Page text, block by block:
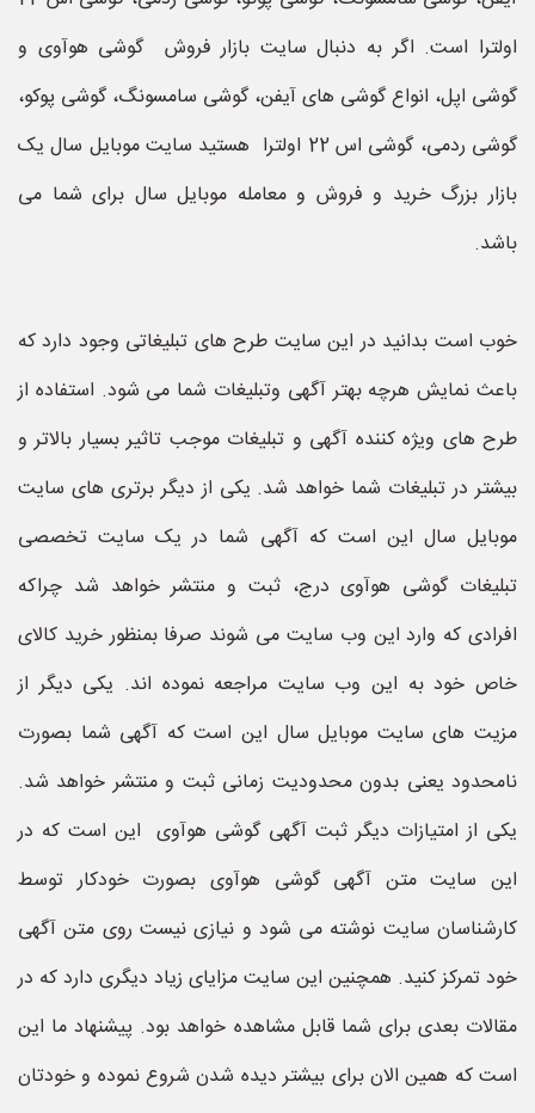
اولترا است. اگر به دنبال سایت بازار فروش گوشی هوآوی و
گوشی اپل، انواع گوشی های آیفن، گوشی سامسونگ، گوشی پوکو،
گوشی ردمی، گوشی اس 22 اولترا هستید سایت موبایل سال یک
بازار بزرگ خرید و فروش و معامله موبایل سال برای شما می
باشد.
خوب است بدانید در این سایت طرح های تبلیغاتی وجود دارد که
باعث نمایش هرچه بهتر آگهی وتبلیغات شما می شود. استفاده از
طرح های ویژه کننده آگهی و تبلیغات موجب تاثیر بسیار بالاتر و
بیشتر در تبلیغات شما خواهد شد. یکی از دیگر برتری های سایت
موبایل سال این است که آگهی شما در یک سایت تخصصی
تبلیغات گوشی هوآوی درج، ثبت و منتشر خواهد شد چراکه
افرادی که وارد این وب سایت می شوند صرفا بمنظور خرید کالای
خاص خود به این وب سایت مراجعه نموده اند. یکی دیگر از
مزیت های سایت موبایل سال این است که آگهی شما بصورت
نامحدود یعنی بدون محدودیت زمانی ثبت و منتشر خواهد شد.
یکی از امتیازات دیگر ثبت آگهی گوشی هوآوی این است که در
این سایت متن آگهی گوشی هوآوی بصورت خودکار توسط
کارشناسان سایت نوشته می شود و نیازی نیست روی متن آگهی
خود تمرکز کنید. همچنین این سایت مزایای زیاد دیگری دارد که در
مقالات بعدی برای شما قابل مشاهده خواهد بود. پیشنهاد ما این
است که همین الان برای بیشتر دیده شدن شروع نموده و خودتان